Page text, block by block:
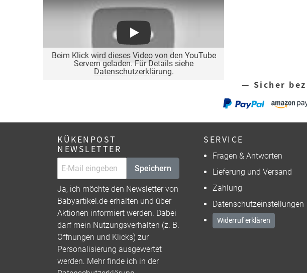
Beim Klick wird dieses Video von den YouTube
Servern geladen. Für Details siehe
Datenschutzerklärung.
Play
— Sicher
KÜKENPOST
NEWSLETTER
Speichern
Ja, ich möchte den Newsletter von
Babyartikel.de erhalten und über
Aktionen informiert werden. Dabei
darf mein Nutzungsverhalten (z. B.
Öffnungen und Klicks) zur
Personalisierung ausgewertet
werden. Mehr finde ich in der
SERVICE
Fragen & Antworten
Lieferung und Versand
Zahlung
Datenschutzeinstellungen
Widerruf erklären